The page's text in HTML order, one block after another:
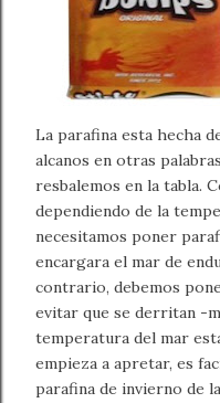
La parafina esta hecha
alcanos en otras
resbalemos en la tabla.
dependiendo de la
necesitamos poner
encargara el mar de
contrario, debemos
evitar que se derritan -
temperatura del mar
empieza a apretar, es
parafina de invierno de